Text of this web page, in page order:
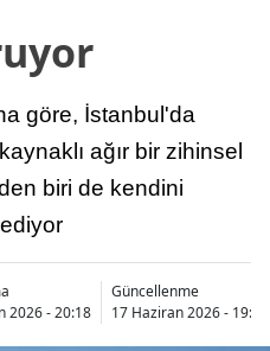
göre, İstanbul'da
ağır bir zihinsel
biri de kendini
2026 - 20:18
Güncellenme
17 Haziran 2026 - 19:49